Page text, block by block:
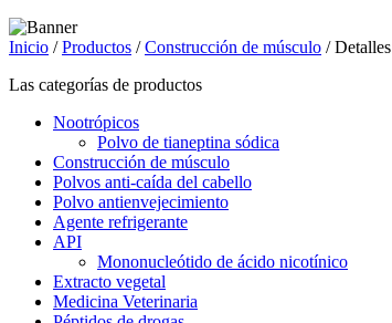
Inicio /Productos /Construcción de músculo / Detalles
Las categorías de productos
Nootrópicos
Polvo de tianeptina sódica
Construcción de músculo
Polvos anti-caída del cabello
Polvo antienvejecimiento
Agente refrigerante
API
Mononucleótido de ácido nicotínico
Extracto vegetal
Medicina Veterinaria